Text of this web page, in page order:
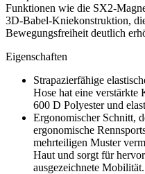
Funktionen wie die SX2-
3D-Babel-Kniekonstruktion,
Bewegungsfreiheit deutlich
Eigenschaften
Strapazierfähige
Hose hat eine verstärkte
600 D Polyester und
Ergonomischer Schnitt,
ergonomische
mehrteiligen Muster
Haut und sorgt für
ausgezeichnete Mobilität.